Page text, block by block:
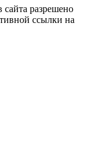
разрешено
ссылки на